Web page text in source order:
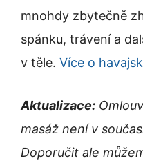
mnohdy zbytečně
spánku, trávení a
v těle. Více o
Aktualizace:
masáž není v
Doporučit ale